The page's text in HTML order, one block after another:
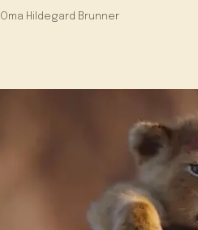
Oma Hildegard Brunner